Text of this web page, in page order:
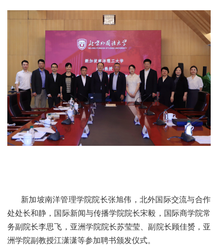
新加坡南洋管理学院院长张旭伟，北外国际交流与合作
处处长和静，国际新闻与传播学院院长宋毅，国际商学院常
务副院长李思飞，亚洲学院院长苏莹莹、副院长顾佳赟，亚
洲学院副教授江潇潇等参加聘书颁发仪式。